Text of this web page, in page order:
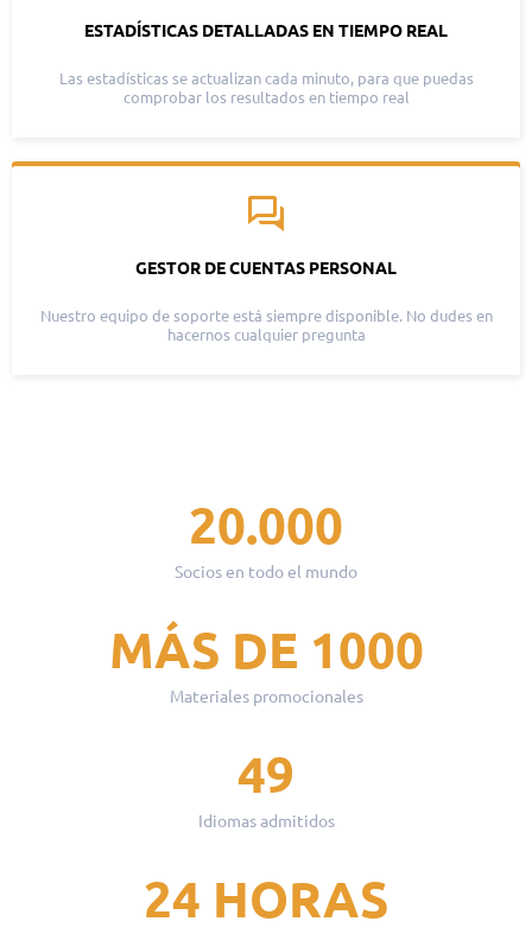
ESTADÍSTICAS DETALLADAS EN TIEMPO REAL
Las estadísticas se actualizan cada minuto, para que puedas
comprobar los resultados en tiempo real
GESTOR DE CUENTAS PERSONAL
Nuestro equipo de soporte está siempre disponible. No dudes en
hacernos cualquier pregunta
20.000
Socios en todo el mundo
MÁS DE 1000
Materiales promocionales
49
Idiomas admitidos
24 HORAS